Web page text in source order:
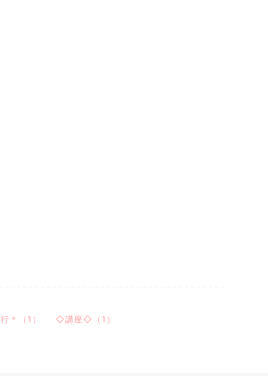
＊（1） ◇講座◇（1）